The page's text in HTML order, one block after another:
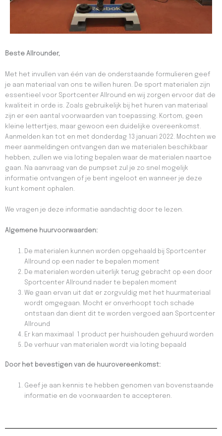
Beste Allrounder,
Met het invullen van één van de onderstaande formulieren geef
je aan materiaal van ons te willen huren. De sport materialen zijn
essentieel voor Sportcenter Allround en wij zorgen ervoor dat de
kwaliteit in orde is. Zoals gebruikelijk bij het huren van materiaal
zijn er een aantal voorwaarden van toepassing. Kortom, geen
kleine lettertjes, maar gewoon een duidelijke overeenkomst.
Aanmelden kan tot en met donderdag 13 januari 2022. Mochten we
meer aanmeldingen ontvangen dan we materialen beschikbaar
hebben, zullen we via loting bepalen waar de materialen naartoe
gaan. Na aanvraag van de pumpset zul je zo snel mogelijk
informatie ontvangen of je bent ingeloot en wanneer je deze
kunt koment ophalen.
We vragen je deze informatie aandachtig door te lezen.
Algemene huurvoorwaarden:
De materialen kunnen worden opgehaald bij Sportcenter
Allround op een nader te bepalen moment
De materialen worden uiterlijk terug gebracht op een door
Sportcenter Allround nader te bepalen moment
We gaan ervan uit dat er zorgvuldig met het huurmateriaal
wordt omgegaan. Mocht er onverhoopt toch schade
ontstaan dan dient dit te worden vergoed aan Sportcenter
Allround
Er kan maximaal 1 product per huishouden gehuurd worden
De verhuur van materialen wordt via loting bepaald
Door het bevestigen van de huurovereenkomst:
Geef je aan kennis te hebben genomen van bovenstaande
informatie en de voorwaarden te accepteren.